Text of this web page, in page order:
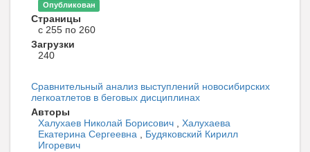
Опубликован
Страницы
с 255 по 260
Загрузки
240
Сравнительный анализ выступлений новосибирских
легкоатлетов в беговых дисциплинах
Авторы
Халухаев Николай Борисович , Халухаева
Екатерина Сергеевна , Будяковский Кирилл
Игоревич